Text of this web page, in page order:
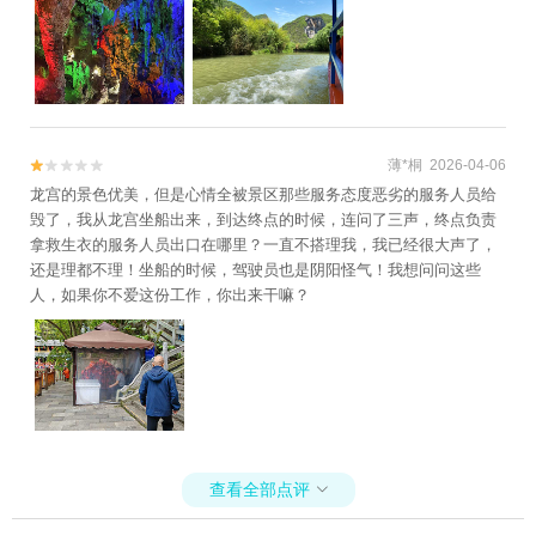

 薄*桐 2026-04-06
龙宫的景色优美，但是心情全被景区那些服务态度恶劣的服务人员给
毁了，我从龙宫坐船出来，到达终点的时候，连问了三声，终点负责
拿救生衣的服务人员出口在哪里？一直不搭理我，我已经很大声了，
还是理都不理！坐船的时候，驾驶员也是阴阳怪气！我想问问这些
人，如果你不爱这份工作，你出来干嘛？
查看全部点评 